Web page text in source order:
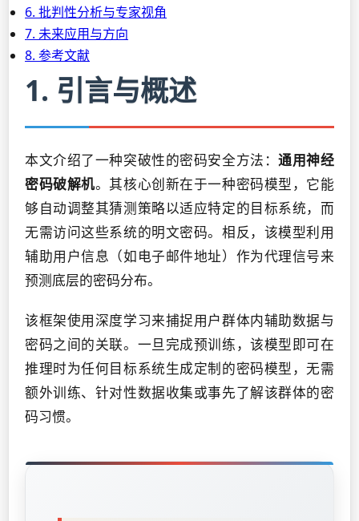
6. 批判性分析与专家视角
7. 未来应用与方向
8. 参考文献
1. 引言与概述
本文介绍了一种突破性的密码安全方法：通用神经
密码破解机。其核心创新在于一种密码模型，它能
够自动调整其猜测策略以适应特定的目标系统，而
无需访问这些系统的明文密码。相反，该模型利用
辅助用户信息（如电子邮件地址）作为代理信号来
预测底层的密码分布。
该框架使用深度学习来捕捉用户群体内辅助数据与
密码之间的关联。一旦完成预训练，该模型即可在
推理时为任何目标系统生成定制的密码模型，无需
额外训练、针对性数据收集或事先了解该群体的密
码习惯。